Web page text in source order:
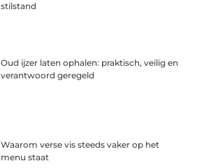
stilstand
Oud ijzer laten ophalen: praktisch, veilig en
verantwoord geregeld
Waarom verse vis steeds vaker op het
menu staat